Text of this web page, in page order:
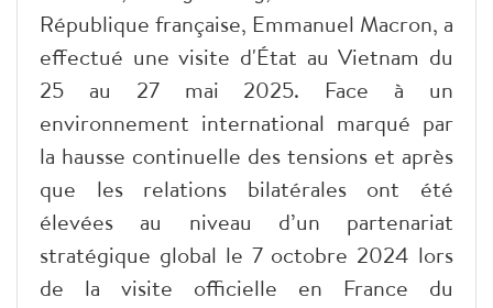
République française, Emmanuel Macron, a
effectué une visite d'État au Vietnam du
25 au 27 mai 2025. Face à un
environnement international marqué par
la hausse continuelle des tensions et après
que les relations bilatérales ont été
élevées au niveau d’un partenariat
stratégique global le 7 octobre 2024 lors
de la visite officielle en France du